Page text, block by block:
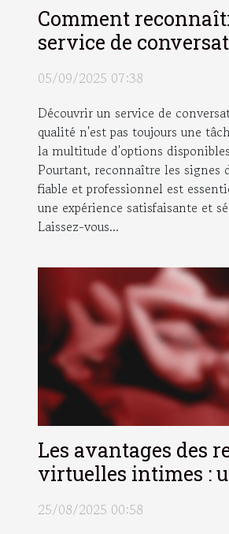
Comment
service de
adulte de qualité ?
05/09/2025 07:38
Découvrir un service de
qualité n'est pas toujours une
la multitude d'options
Pourtant, reconnaître les signes
fiable et professionnel est
une expérience satisfaisante et
Laissez-vous...
Les avantages des
virtuelles intimes :
exploration ?
25/08/2025 00:58